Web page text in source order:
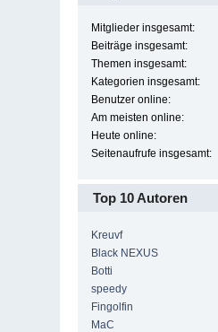
Mitglieder insgesamt:
Beiträge insgesamt:
Themen insgesamt:
Kategorien insgesamt:
Benutzer online:
Am meisten online:
Heute online:
Seitenaufrufe insgesamt:
Top 10 Autoren
Kreuvf
Black NEXUS
Botti
speedy
Fingolfin
MaC